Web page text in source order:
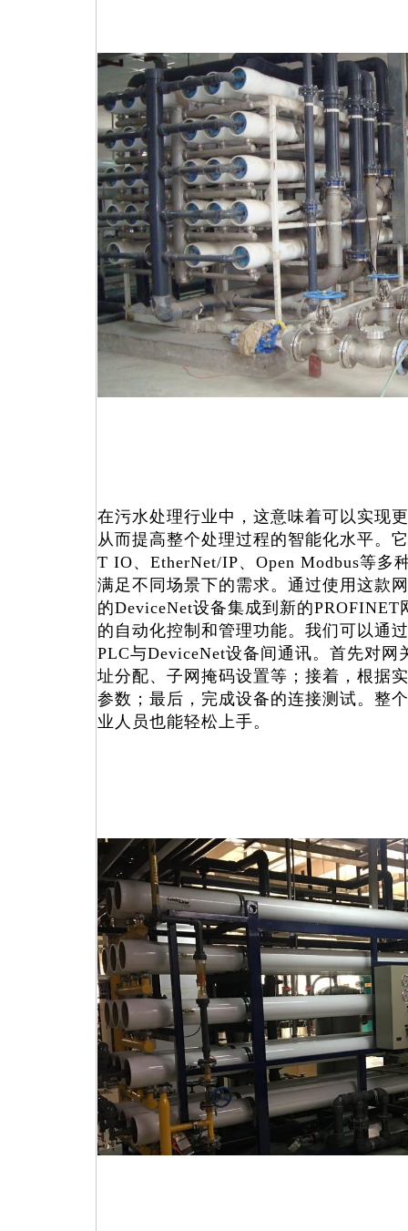
在污水处理行业中，这意味着可以实现
从而提高整个处理过程的智能化水平。
T IO、EtherNet/IP、Open Modbus等多
满足不同场景下的需求。通过使用这款
的DeviceNet设备集成到新的
的自动化控制和管理功能。我们可以通
PLC与DeviceNet设备间通讯。首先对网
址分配、子网掩码设置等；接着，根据
参数；最后，完成设备的连接测试。整
业人员也能轻松上手。